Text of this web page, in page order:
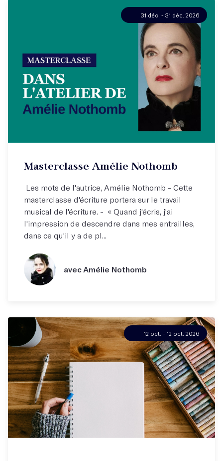
31 déc. - 31 déc. 2026
Masterclasse Amélie Nothomb
Les mots de l'autrice, Amélie Nothomb - Cette
masterclasse d'écriture portera sur le travail
musical de l'écriture. - « Quand j'écris, j'ai
l'impression de descendre dans mes entrailles,
dans ce qu'il y a de pl...
avec Amélie Nothomb
12 oct. - 12 oct. 2026